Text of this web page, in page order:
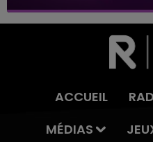
ACCUEIL
MÉDIAS